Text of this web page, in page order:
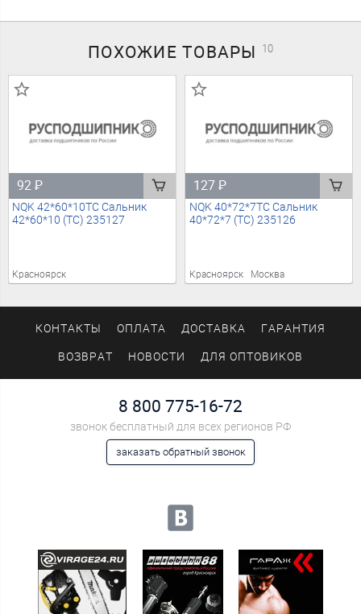
ПОХОЖИЕТОВАРЫ 10
92₽
NQK 42*60*10TC Сальник
42*60*10 (TC) 235127
Красноярск
127₽
NQK 40*72*7TC Сальник
40*72*7 (TC) 235126
Красноярск Москва
КОНТАКТЫ ОПЛАТА ДОСТАВКА ГАРАНТИЯ
ВОЗВРАТ НОВОСТИ ДЛЯ ОПТОВИКОВ
8 800 775-16-72
звонок бесплатный для всех регионов РФ
заказать обратный звонок